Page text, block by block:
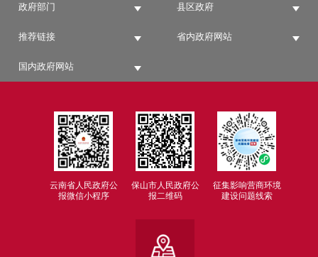
政府部门 县区政府
推荐链接 省内政府网站
国内政府网站
云南省人民政府公
报微信小程序
保山市人民政府公
报二维码
征集影响营商环境
建设问题线索